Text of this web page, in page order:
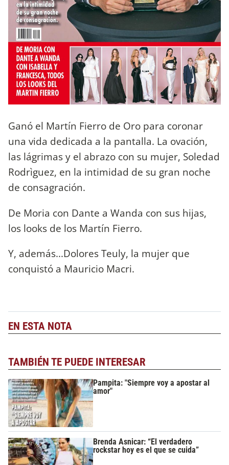
Ganó el Martín Fierro de Oro para coronar
una vida dedicada a la pantalla. La ovación,
las lágrimas y el abrazo con su mujer, Soledad
Rodrìguez, en la intimidad de su gran noche
de consagración.
De Moria con Dante a Wanda con sus hijas,
los looks de los Martín Fierro.
Y, además...Dolores Teuly, la mujer que
conquistó a Mauricio Macri.
EN ESTA NOTA
TAMBIÉN TE PUEDE INTERESAR
Pampita: "Siempre voy a apostar al
amor"
Brenda Asnicar: “El verdadero
rockstar hoy es el que se cuida”